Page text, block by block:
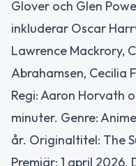
Glover och Glen
inkluderar Oscar
Lawrence Mackrory,
Abrahamsen, Cecilia
Regi: Aaron Horvath
minuter. Genre:
år. Originaltitel: The
Premiär: 1 april 2026.